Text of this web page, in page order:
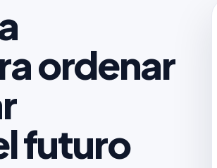
ordenar
futuro